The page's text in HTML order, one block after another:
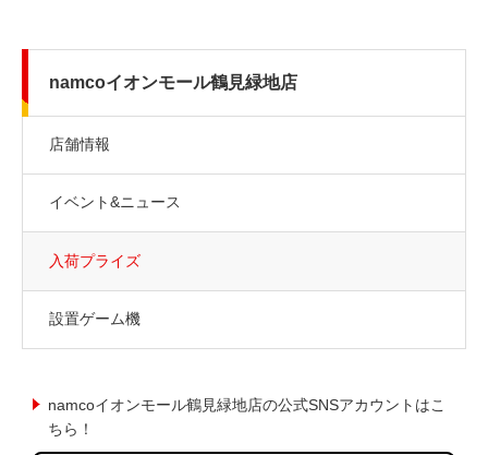
namcoイオンモール鶴見緑地店
店舗情報
イベント&ニュース
入荷プライズ
設置ゲーム機
namcoイオンモール鶴見緑地店の公式SNSアカウントはこ
ちら！